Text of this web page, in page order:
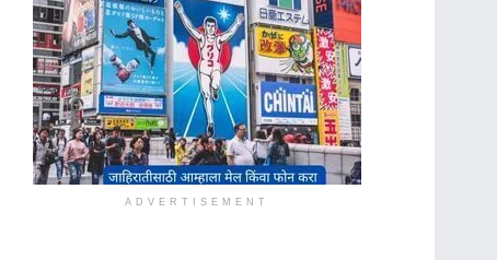
ADVERTISEMENT